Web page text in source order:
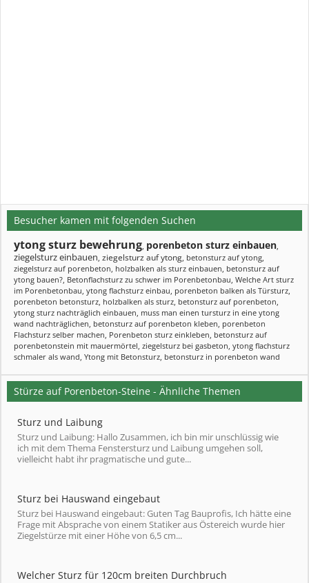
Besucher kamen mit folgenden Suchen
ytong sturz bewehrung, porenbeton sturz einbauen,
ziegelsturz einbauen, ziegelsturz auf ytong, betonsturz auf ytong,
ziegelsturz auf porenbeton, holzbalken als sturz einbauen, betonsturz auf
ytong bauen?, Betonflachsturz zu schwer im Porenbetonbau, Welche Art sturz
im Porenbetonbau, ytong flachsturz einbau, porenbeton balken als Türsturz,
porenbeton betonsturz, holzbalken als sturz, betonsturz auf porenbeton,
ytong sturz nachträglich einbauen, muss man einen tursturz in eine ytong
wand nachträglichen, betonsturz auf porenbeton kleben, porenbeton
Flachsturz selber machen, Porenbeton sturz einkleben, betonsturz auf
porenbetonstein mit mauermörtel, ziegelsturz bei gasbeton, ytong flachsturz
schmaler als wand, Ytong mit Betonsturz, betonsturz in porenbeton wand
Stürze auf Porenbeton-Steine - Ähnliche Themen
Sturz und Laibung
Sturz und Laibung: Hallo Zusammen, ich bin mir unschlüssig wie
ich mit dem Thema Fenstersturz und Laibung umgehen soll,
vielleicht habt ihr pragmatische und gute...
Sturz bei Hauswand eingebaut
Sturz bei Hauswand eingebaut: Guten Tag Bauprofis, Ich hätte eine
Frage mit Absprache von einem Statiker aus Östereich wurde hier
Ziegelstürze mit einer Höhe von 6,5 cm...
Welcher Sturz für 120cm breiten Durchbruch